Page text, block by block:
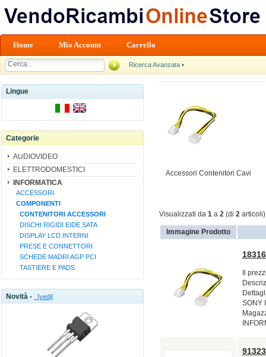
Home Mio Account Carrello
Ricerca Avanzata
Lingue
Categorie
AUDIOVIDEO
ELETTRODOMESTICI
INFORMATICA
ACCESSORI
COMPONENTI
CONTENITORI ACCESSORI
DISCHI RIGIDI EIDE SATA
DISPLAY LCD INTERNI
PRESE E CONNETTORI
SCHEDE MADRI AGP PCI
TASTIERE E PADS
Novità - [vedi]
Accessori Contenitori Cavi
Visualizzati da 1 a 2 (di 2 articoli)
Immagine Prodotto
Il
SONY